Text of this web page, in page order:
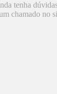
tenha
chamado no